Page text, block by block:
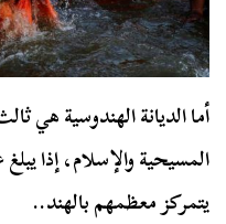
أما الديانة الهندوسية هي
المسيحية والإسلام، إذا
يتمركز معظمهم بالهند..